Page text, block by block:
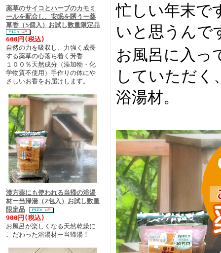
薬草のサイコとハーブのカモミ
ールを配合し、安眠を誘うー薬
草香（5個入）お試し数量限定品
600円(税込)
自然の力を吸収し、力強く成長
する薬草の心落ち着く芳香
１００％天然成分（添加物・化
学物質不使用）手作りの体にや
さしいお香をお届けします。
漢方薬にも使われる当帰の浴湯
材ー当帰湯（2包入）お試し数量
限定品
900円(税込)
お風呂が楽しくなる天然乾燥に
こだわった浴湯材ー当帰湯！
忙しい年末で
いと思うんで
お風呂に入っ
していただく
浴湯材。